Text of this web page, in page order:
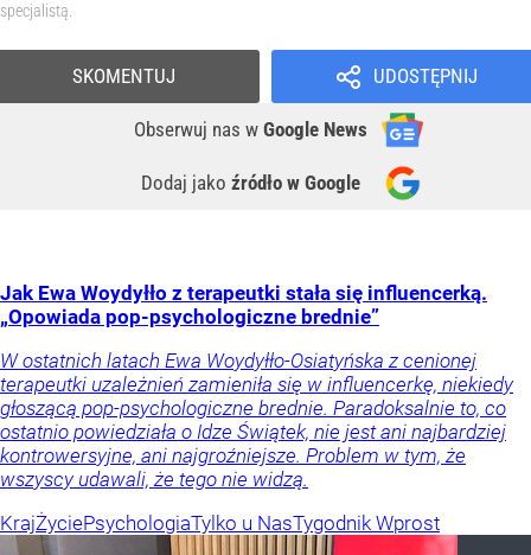
specjalistą.
UDOSTĘPNIJ
Obserwuj nas w Google News
Dodaj jako źródło w Google
SKOMENTUJ
Jak Ewa Woydyłło z terapeutki stała się influencerką.
„Opowiada pop-psychologiczne brednie”
W ostatnich latach Ewa Woydyłło-Osiatyńska z cenionej
terapeutki uzależnień zamieniła się w influencerkę, niekiedy
głoszącą pop-psychologiczne brednie. Paradoksalnie to, co
ostatnio powiedziała o Idze Świątek, nie jest ani najbardziej
kontrowersyjne, ani najgroźniejsze. Problem w tym, że
wszyscy udawali, że tego nie widzą.
KrajŻyciePsychologiaTylko u NasTygodnik Wprost